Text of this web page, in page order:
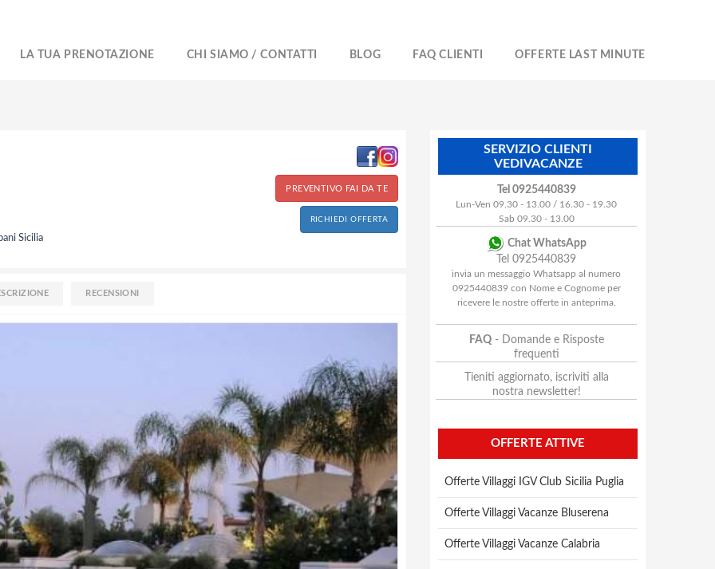
LA TUA PRENOTAZIONE CHI SIAMO / CONTATTI BLOG FAQ CLIENTI OFFERTE LAST MINUTE
Sicilia
PREVENTIVO FAI DA TE
RICHIEDI OFFERTA
RECENSIONI
SERVIZIO CLIENTI
VEDIVACANZE
Tel 0925440839
Lun-Ven 09.30 - 13.00 / 16.30 - 19.30
Sab 09.30 - 13.00
Chat WhatsApp
Tel 0925440839
invia un messaggio Whatsapp al numero
0925440839 con Nome e Cognome per
ricevere le nostre offerte in anteprima.
FAQ- Domande e Risposte
frequenti
Tieniti aggiornato, iscriviti alla
nostra newsletter!
OFFERTE ATTIVE
Offerte Villaggi IGV Club Sicilia Puglia
Offerte Villaggi Vacanze Bluserena
Offerte Villaggi Vacanze Calabria